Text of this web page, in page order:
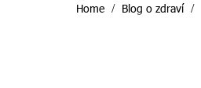
Home Blog o zdraví